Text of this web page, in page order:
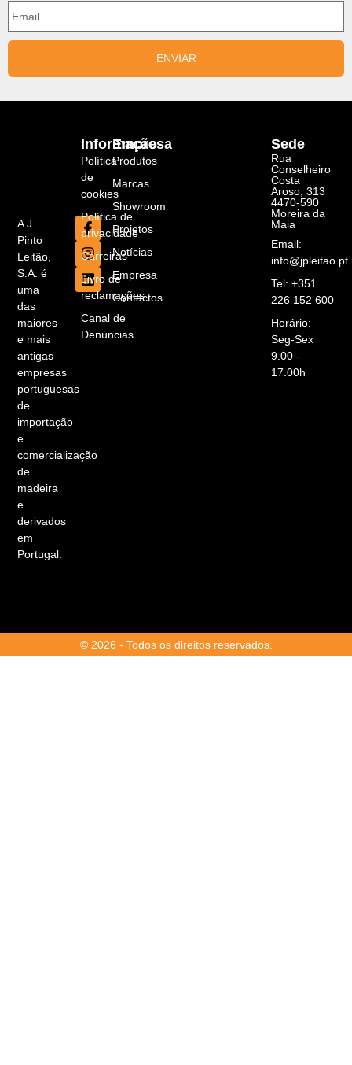
ENVIAR
A J.
Pinto
Leitão,
S.A. é
uma
das
maiores
e mais
antigas
empresas
portuguesas
de
importação
e
comercialização
de
madeira
e
derivados
em
Portugal.
Empresa
Produtos
Marcas
Showroom
Projetos
Notícias
Empresa
Contactos
Informação
Política
de
cookies
Política de
privacidade
Carreiras
Livro de
reclamações
Canal de
Denúncias
Sede
Rua
Conselheiro
Costa
Aroso, 313
4470-590
Moreira da
Maia
Email:
info@jpleitao.pt
Tel: +351
226 152 600
Horário:
Seg-Sex
9.00 -
17.00h
© 2026 - Todos os direitos reservados.